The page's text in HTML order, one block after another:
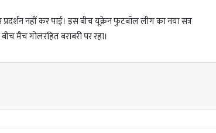
नहीं कर पाई। इस बीच यूक्रेन फुटबॉल लीग का नया सत्र
मैच गोलरहित बराबरी पर रहा।